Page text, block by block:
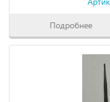
Подробнее